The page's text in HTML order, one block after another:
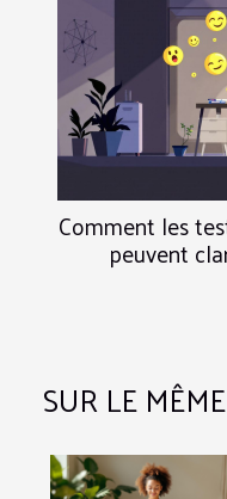
Comment les
peuvent
SUR LE